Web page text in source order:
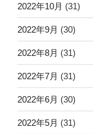
2022年10月 (31)
2022年9月 (30)
2022年8月 (31)
2022年7月 (31)
2022年6月 (30)
2022年5月 (31)